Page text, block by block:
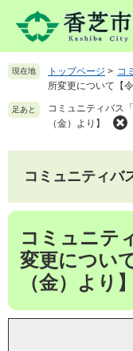
先を 現在地 トップページ > コ
所変更について【
足あと
コミュニティバス
（金）より】
コミュニティバ
本
コミュニテ
変更につい
（金）より】